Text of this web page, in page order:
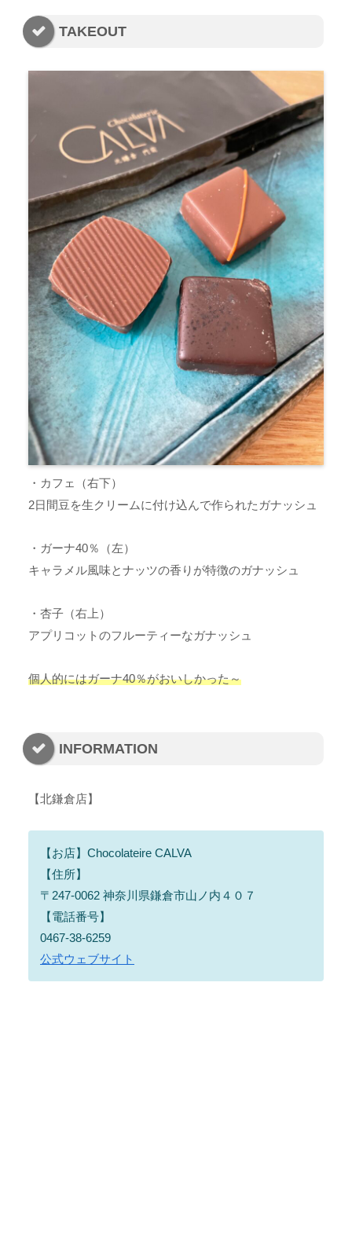
TAKEOUT
・カフェ（右下）
2日間豆を生クリームに付け込んで作られたガナッシュ
・ガーナ40％（左）
キャラメル風味とナッツの香りが特徴のガナッシュ
・杏子（右上）
アプリコットのフルーティーなガナッシュ
個人的にはガーナ40％がおいしかった～
INFORMATION
【北鎌倉店】
【お店】Chocolateire CALVA
【住所】
〒247-0062 神奈川県鎌倉市山ノ内４０７
【電話番号】
0467-38-6259
公式ウェブサイト